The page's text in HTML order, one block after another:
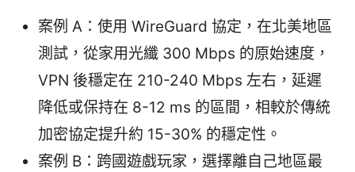
案例 A：使用 WireGuard 協定，在北美地區
測試，從家用光纖 300 Mbps 的原始速度，
VPN 後穩定在 210-240 Mbps 左右，延遲
降低或保持在 8-12 ms 的區間，相較於傳統
加密協定提升約 15-30% 的穩定性。
案例 B：跨國遊戲玩家，選擇離自己地區最